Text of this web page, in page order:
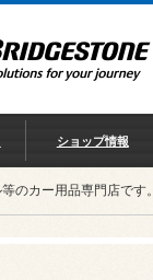
ショップ情報
のカー用品専門店です。